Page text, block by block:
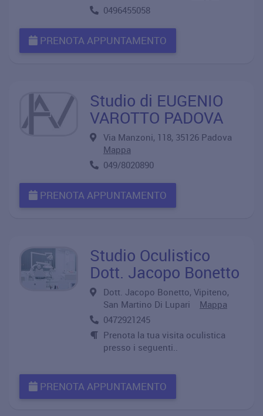
0496455058
PRENOTA APPUNTAMENTO
Studio di EUGENIO
VAROTTO PADOVA
Via Manzoni, 118, 35126 Padova
Mappa
049/8020890
PRENOTA APPUNTAMENTO
Studio Oculistico
Dott. Jacopo Bonetto
Dott. Jacopo Bonetto, Vipiteno,
San Martino Di Lupari Mappa
0472921245
Prenota la tua visita oculistica
presso i seguenti..
PRENOTA APPUNTAMENTO